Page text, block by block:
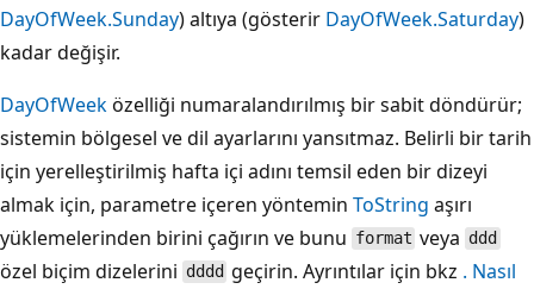
DayOfWeek.Sunday) altıya (gösterir DayOfWeek.Saturday)
kadar değişir.
DayOfWeeközelliği numaralandırılmış bir sabit döndürür;
sistemin bölgesel ve dil ayarlarını yansıtmaz. Belirli bir tarih
için yerelleştirilmiş hafta içi adını temsil eden bir dizeyi
almak için, parametre içeren yöntemin ToString aşırı
yüklemelerinden birini çağırın ve bunu format veya ddd
özel biçim dizelerini dddd geçirin. Ayrıntılar için bkz . Nasıl